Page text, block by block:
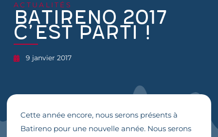
ACTUALITÉS
Batireno 2017
c’est parti !
9 janvier 2017
Cette année encore, nous serons présents à
Batireno pour une nouvelle année. Nous serons